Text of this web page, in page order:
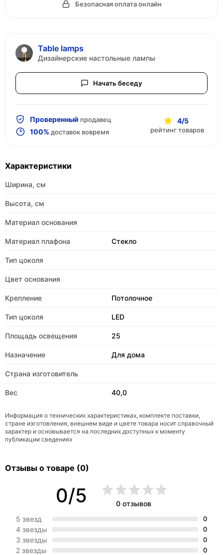
Безопасная оплата онлайн
Table lamps
Дизайнерские настольные лампы
Начать беседу
Проверенный продавец
100% доставок вовремя
4/5
рейтинг товаров
Характеристики
Ширина, см
Высота, см
Материал основания
Материал плафона Стекло
Тип цоколя
Цвет основания
Крепление Потолочное
Тип цоколя LED
Площадь освещения 25
Назначение Для дома
Страна изготовитель
Вес 40,0
Информация о технических характеристиках, комплекте поставки,
стране изготовления, внешнем виде и цвете товара носит справочный
характер и основывается на последних доступных к моменту
публикации сведениях
Отзывы о товаре (0)
0/5
0 отзывов
5 звезд
0
4 звезды 0
3 звезды 0
2 звезды 0